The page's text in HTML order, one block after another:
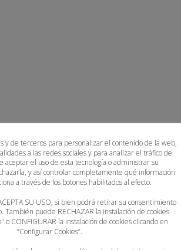
y de terceros para personalizar el contenido de la web,
a las redes sociales y para analizar el tráfico de
aceptar el uso de esta tecnología o administrar su
y así controlar completamente qué información
a través de los botones habilitados al efecto.
SU USO, si bien podrá retirar su consentimiento
puede RECHAZAR la instalación de cookies
o CONFIGURAR la instalación de cookies clicando en
“Configurar Cookies”.